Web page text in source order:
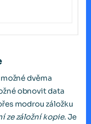
dvěma
obnovit data
modrou záložku
ze záložní kopie. Je